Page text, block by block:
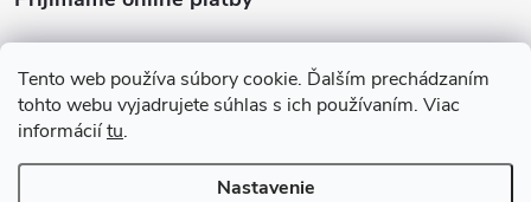
Tento web používa súbory cookie. Ďalším prechádzaním
tohto webu vyjadrujete súhlas s ich používaním. Viac
informáciítu.
Nastavenie